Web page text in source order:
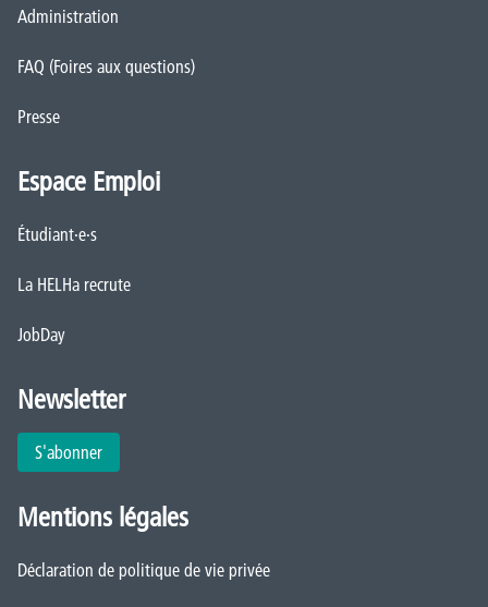
Administration
FAQ (Foires aux questions)
Presse
Espace Emploi
Étudiant·e·s
La HELHa recrute
JobDay
Newsletter
S'abonner
Mentions légales
Déclaration de politique de vie privée